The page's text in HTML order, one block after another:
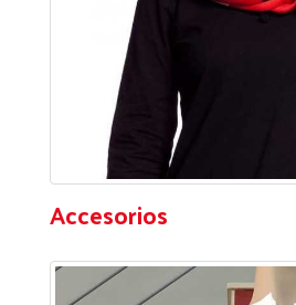
Accesorios